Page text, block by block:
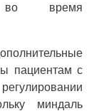
во время
пациентам с
миндаль